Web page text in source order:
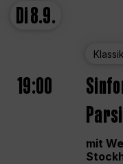
Di8.9.
Klassik
19:00
mit